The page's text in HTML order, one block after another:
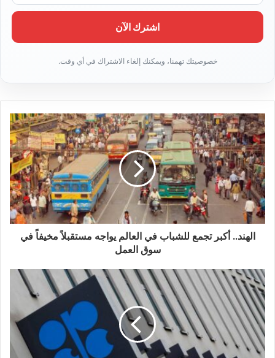
خ
ل
ر
إ
ل
ك
ت
ر
و
ن
ي
الهند.. أكبر تجمع للشباب في العالم يواجه مستقبلاً مخيفاً في
سوق العمل